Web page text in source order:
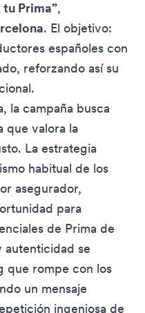
tu Prima”,
. El objetivo:
españoles con
reforzando así su
la campaña busca
que valora la
La estrategia
habitual de los
asegurador,
para
de Prima de
autenticidad se
que rompe con los
un mensaje
ingeniosa de